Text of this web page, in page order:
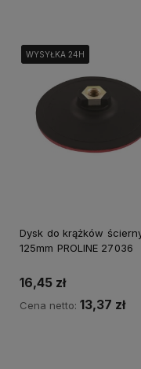
WYSYŁKA 24H
WYSYŁKA 24H
WYSYŁKA 24H
Dysk do krążków
125mm PROLINE 27036
16,45 zł
Cena netto: 13,37 zł